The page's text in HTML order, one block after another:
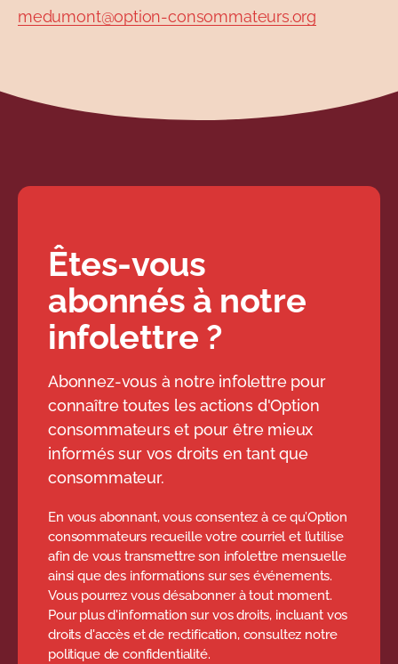
medumont@option-consommateurs.org
Êtes-vous
abonnés à notre
infolettre ?
Abonnez-vous à notre infolettre pour
connaître toutes les actions d'Option
consommateurs et pour être mieux
informés sur vos droits en tant que
consommateur.
En vous abonnant, vous consentez à ce qu’Option
consommateurs recueille votre courriel et l’utilise
afin de vous transmettre son infolettre mensuelle
ainsi que des informations sur ses événements.
Vous pourrez vous désabonner à tout moment.
Pour plus d'information sur vos droits, incluant vos
droits d'accès et de rectification, consultez notre
politique de confidentialité.